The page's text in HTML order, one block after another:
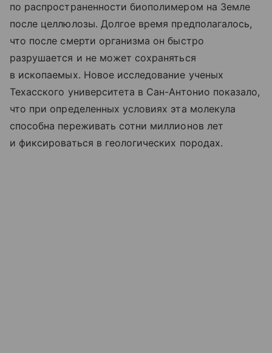
по распространенности биополимером на Земле
после целлюлозы. Долгое время предполагалось,
что после смерти организма он быстро
разрушается и не может сохраняться
в ископаемых. Новое исследование ученых
Техасского университета в Сан-Антонио показало,
что при определенных условиях эта молекула
способна переживать сотни миллионов лет
и фиксироваться в геологических породах.